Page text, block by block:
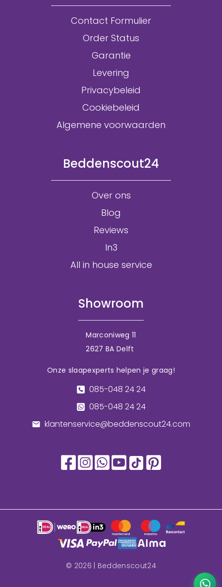
Contact Formulier
Order Status
Garantie
Levering
Privacybeleid
Cookiebeleid
Algemene voorwaarden
Beddenscout24
Over ons
Blog
Reviews
In3
All in house service
Showroom
Marconiweg 11
2627 BA Delft
Onze slaapexperts helpen je graag!
085-048 24 24
085-048 24 24
klantenservice@beddenscout24.com
© 2026 | Beddenscout24